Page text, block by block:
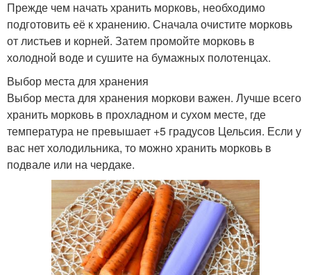
Прежде чем начать хранить морковь, необходимо
подготовить её к хранению. Сначала очистите морковь
от листьев и корней. Затем промойте морковь в
холодной воде и сушите на бумажных полотенцах.
Выбор места для хранения
Выбор места для хранения моркови важен. Лучше всего
хранить морковь в прохладном и сухом месте, где
температура не превышает +5 градусов Цельсия. Если у
вас нет холодильника, то можно хранить морковь в
подвале или на чердаке.